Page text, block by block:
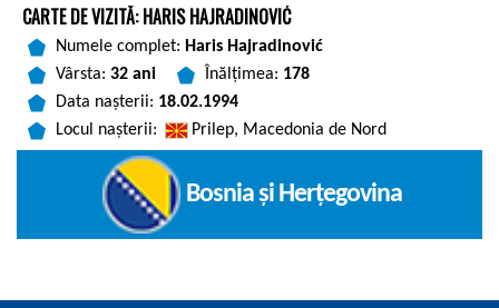
CARTE DE VIZITĂ: HARIS HAJRADINOVIĆ
Numele complet: Haris Hajradinović
Vârsta: 32 ani Înălțimea: 178
Data nașterii: 18.02.1994
Locul nașterii:
Prilep, Macedonia de Nord
Bosnia și Herțegovina